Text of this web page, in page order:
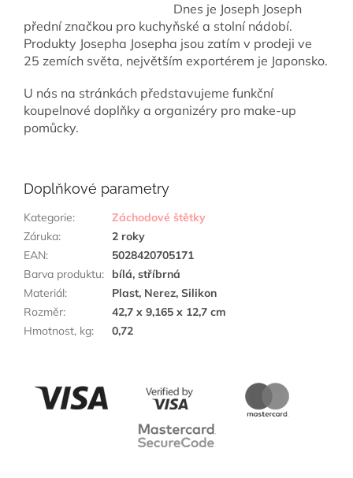
Dnes je Joseph Joseph
přední značkou pro kuchyňské a stolní nádobí.
Produkty Josepha Josepha jsou zatím v prodeji ve
25 zemích světa, největším exportérem je Japonsko.
U nás na stránkách představujeme funkční
koupelnové doplňky a organizéry pro make-up
pomůcky.
Doplňkové parametry
Kategorie:
Záchodové štětky
Záruka:
2 roky
EAN:
5028420705171
Barva produktu:
bílá, stříbrná
Materiál:
Plast, Nerez, Silikon
Rozměr:
42,7 x 9,165 x 12,7 cm
Hmotnost, kg: 0,72